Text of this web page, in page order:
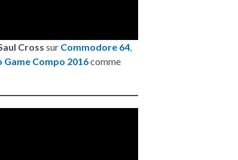
Cross sur Commodore 64
Game Compo 2016comme